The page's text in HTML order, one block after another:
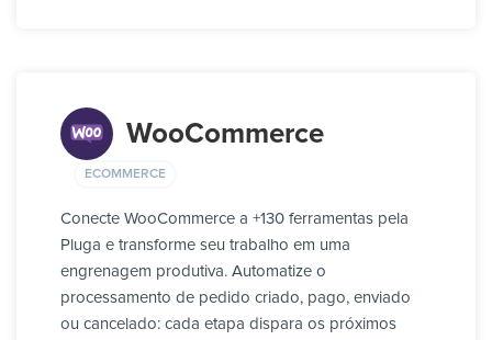
WooCommerce
ECOMMERCE
Conecte WooCommerce a +130 ferramentas pela
Pluga e transforme seu trabalho em uma
engrenagem produtiva. Automatize o
processamento de pedido criado, pago, enviado
ou cancelado: cada etapa dispara os próximos